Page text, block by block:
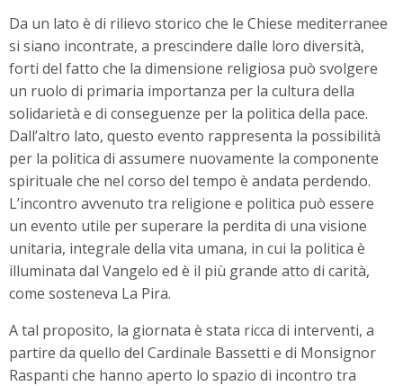
Da un lato è di rilievo storico che le Chiese mediterranee
si siano incontrate, a prescindere dalle loro diversità,
forti del fatto che la dimensione religiosa può svolgere
un ruolo di primaria importanza per la cultura della
solidarietà e di conseguenze per la politica della pace.
Dall’altro lato, questo evento rappresenta la possibilità
per la politica di assumere nuovamente la componente
spirituale che nel corso del tempo è andata perdendo.
L’incontro avvenuto tra religione e politica può essere
un evento utile per superare la perdita di una visione
unitaria, integrale della vita umana, in cui la politica è
illuminata dal Vangelo ed è il più grande atto di carità,
come sosteneva La Pira.
A tal proposito, la giornata è stata ricca di interventi, a
partire da quello del Cardinale Bassetti e di Monsignor
Raspanti che hanno aperto lo spazio di incontro tra